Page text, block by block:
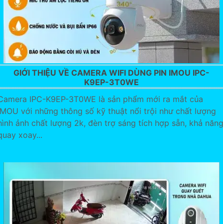
GIỚI THIỆU VỀ CAMERA WIFI DÙNG PIN IMOU IPC-
K9EP-3T0WE
IPC-K9EP-3T0WE là sản phẩm mới ra mắt của
với những thông số kỹ thuật nổi trội như chất lượng
ảnh chất lượng 2k, đèn trợ sáng tích hợp sẵn, khả năng
xoay...